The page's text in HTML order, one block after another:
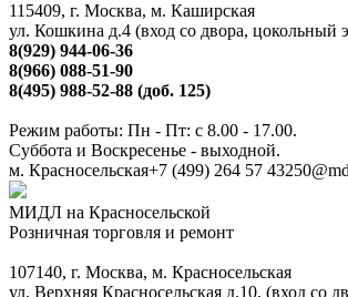
115409, г. Москва, м. Каширская
ул. Кошкина д.4 (вход со двора, цокольный
8(929) 944-06-36
8(966) 088-51-90
8(495) 988-52-88 (доб. 125)
Режим работы: Пн - Пт: с 8.00 - 17.00.
Суббота и Воскресенье - выходной.
м. Красносельская+7 (499) 264 57 43
МИДЛ на Красносельской
Розничная торговля и ремонт
107140, г. Москва, м. Красносельская
ул. Верхняя Красносельская д.10, (вход со